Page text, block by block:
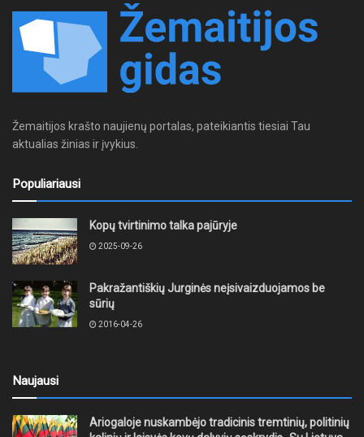
Žemaitijos krašto naujienų portalas, pateikiantis tiesiai Tau
aktualias žinias ir įvykius.
Populiariausi
Kopų tvirtinimo talka pajūryje
2025-09-26
Pakražantiškių Jurginės neįsivaizduojamos be
sūrių
2016-04-26
Naujausi
Ariogaloje nuskambėjo tradicinis tremtinių, politinių